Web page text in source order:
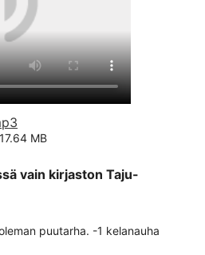
17.64 MB
vain kirjaston Taju-
puutarha. -1 kelanauha